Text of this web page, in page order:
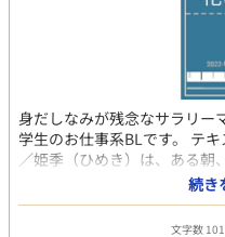
身だしなみが残念なサラリー
学生のお仕事系BLです。 テ
／姫季（ひめき）は、ある朝
（こうだ）とすれ違う。 「
「……俺のことか？」 「そう
ングセットで、取れかけた
続き
文字数